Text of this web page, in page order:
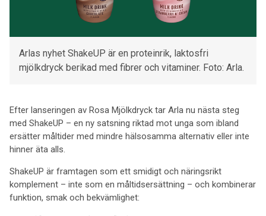
Arlas nyhet ShakeUP är en proteinrik, laktosfri
mjölkdryck berikad med fibrer och vitaminer. Foto: Arla.
Efter lanseringen av Rosa Mjölkdryck tar Arla nu nästa steg
med ShakeUP – en ny satsning riktad mot unga som ibland
ersätter måltider med mindre hälsosamma alternativ eller inte
hinner äta alls.
ShakeUP är framtagen som ett smidigt och näringsrikt
komplement – inte som en måltidsersättning – och kombinerar
funktion, smak och bekvämlighet: